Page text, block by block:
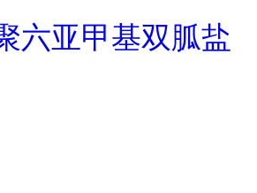
六亚甲基双胍盐